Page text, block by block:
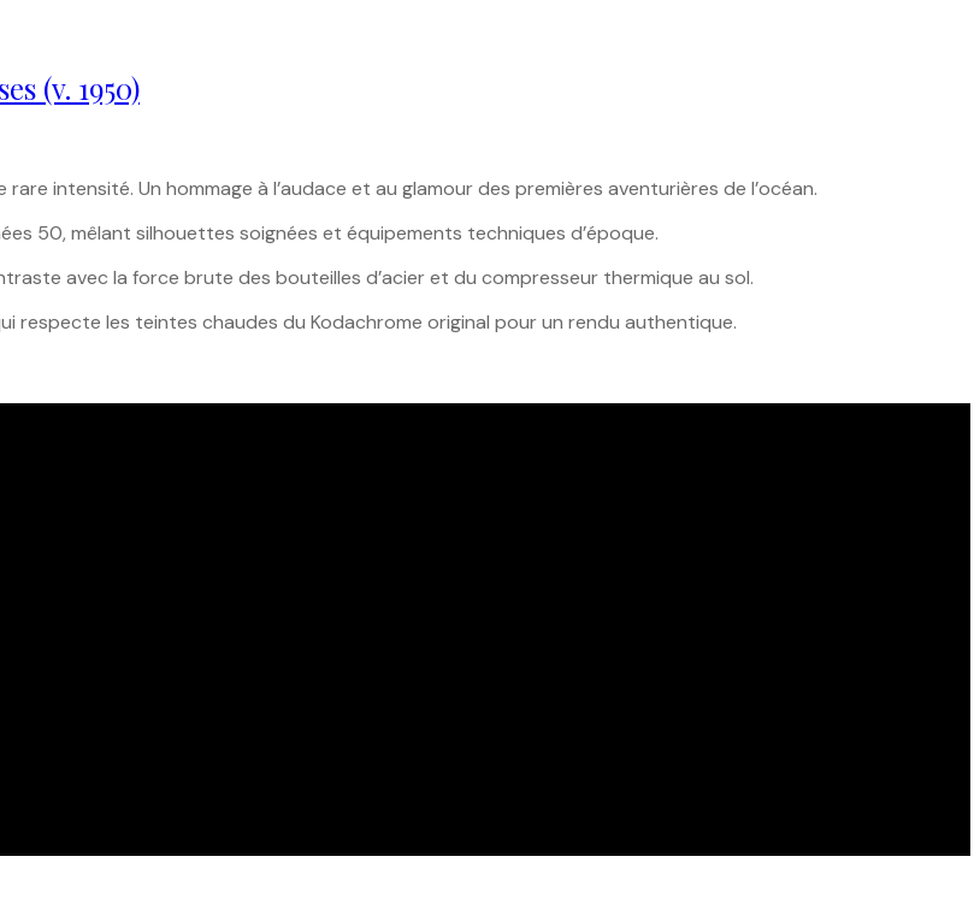
(v. 1950)
rare intensité. Un hommage à l’audace et au glamour des premières aventurières de l’océan.
50, mêlant silhouettes soignées et équipements techniques d’époque.
avec la force brute des bouteilles d’acier et du compresseur thermique au sol.
respecte les teintes chaudes du Kodachrome original pour un rendu authentique.